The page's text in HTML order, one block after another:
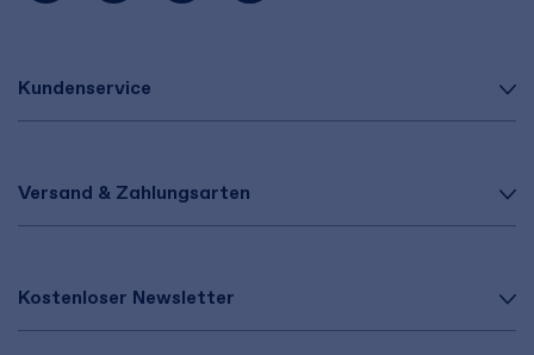
Kundenservice
Versand & Zahlungsarten
Kostenloser Newsletter